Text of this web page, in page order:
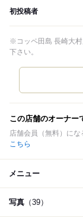
初投稿者
※コッペ田島 長崎大
下さい。
この店舗のオーナー
店舗会員（無料）にな
こちら
メニュー
写真 （39）